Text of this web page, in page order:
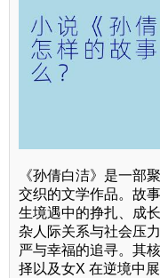
《孙倩白洁》是一部
交织的文学作品。故
生境遇中的挣扎、成
杂人际关系与社会压
严与幸福的追寻。其
择以及女X 在逆境中